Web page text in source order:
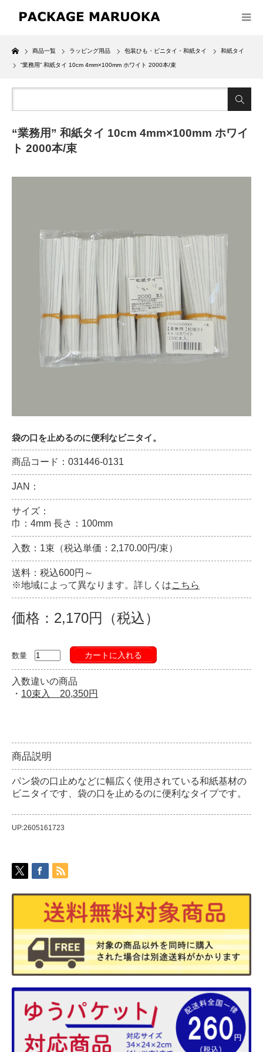
Home
商品一覧 ラッピング用品 包装ひも・ビニタイ・和紙タイ 和紙タイ
“業務用” 和紙タイ 10cm 4mm×100mm ホワイト 2000本/束
“業務用” 和紙タイ 10cm 4mm×100mm ホワイ
ト 2000本/束
袋の口を止めるのに便利なビニタイ。
商品コード：031446-0131
JAN：
サイズ：
巾：4mm 長さ：100mm
入数：1束（税込単価：2,170.00円/束）
送料：税込600円～
※地域によって異なります。詳しくはこちら
価格：2,170円（税込）
数量 カートに入れる
入数違いの商品
・ 10束入 20,350円
商品説明
パン袋の口止めなどに幅広く使用されている和紙基材の
ビニタイです、袋の口を止めるのに便利なタイプです。
UP:2605161723